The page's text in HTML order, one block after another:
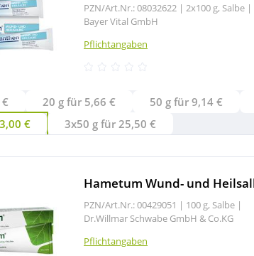
PZN/Art.Nr.: 08032622 | 2x100 g, Salbe |
Bayer Vital GmbH
Pflichtangaben
20 g für 5,66 € 50 g für 9,14 €
€
3x50 g für 25,50 €
Hametum Wund- und
PZN/Art.Nr.: 00429051 | 100 g, Salbe |
Dr.Willmar Schwabe GmbH & Co.KG
Pflichtangaben